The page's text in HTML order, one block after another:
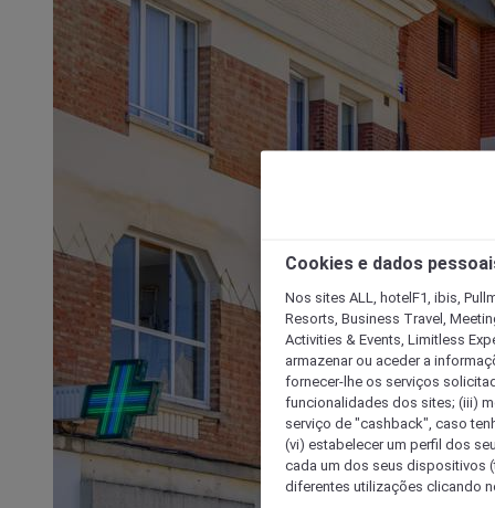
Cookies e dados
Nos sites ALL, hotelF1, ibis,
Resorts, Business Travel,
Activities & Events, Limitless
armazenar ou aceder a
fornecer-lhe os serviços
funcionalidades dos sites; (iii)
serviço de "cashback", caso
(vi) estabelecer um perfil dos
cada um dos seus dispositivos
diferentes utilizações clicando